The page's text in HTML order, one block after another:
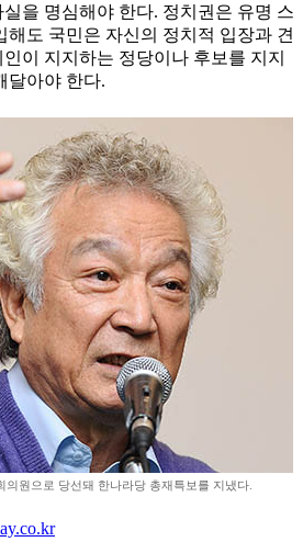
을 명심해야 한다. 정치권은 유명 스
해도 국민은 자신의 정치적 입장과 견
이 지지하는 정당이나 후보를 지지
달아야 한다.
원으로 당선돼 한나라당 총재특보를 지냈다.